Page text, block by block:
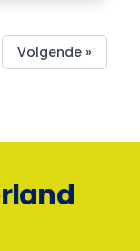
Volgende »